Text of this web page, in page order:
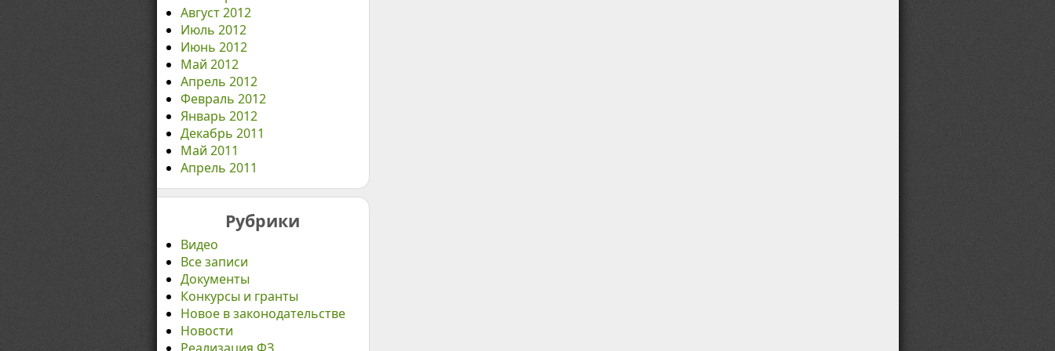
Август 2012
Июль 2012
Июнь 2012
Май 2012
Апрель 2012
Февраль 2012
Январь 2012
Декабрь 2011
Май 2011
Апрель 2011
Рубрики
Видео
Все записи
Документы
Конкурсы и гранты
Новое в законодательстве
Новости